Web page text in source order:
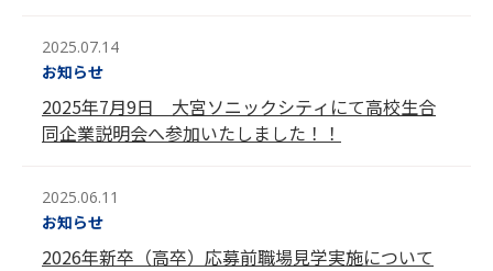
2025.07.14
お知らせ
2025年7月9日 大宮ソニックシティにて高校生合
同企業説明会へ参加いたしました！！
2025.06.11
お知らせ
2026年新卒（高卒）応募前職場見学実施について